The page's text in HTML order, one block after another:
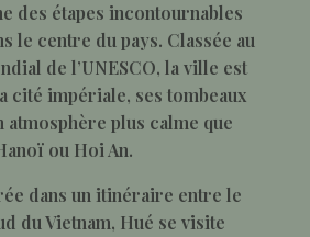
des étapes incontournables
le centre du pays. Classée au
de l’UNESCO, la ville est
cité impériale, ses tombeaux
atmosphère plus calme que
ou Hoi An.
dans un itinéraire entre le
du Vietnam, Hué se visite